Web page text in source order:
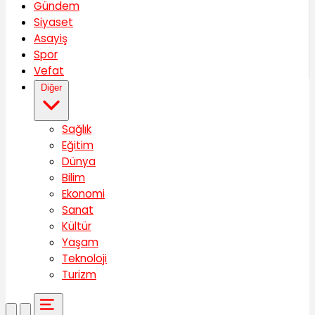
Gündem
Siyaset
Asayiş
Spor
Vefat
Diğer
Sağlık
Eğitim
Dünya
Bilim
Ekonomi
Sanat
Kültür
Yaşam
Teknoloji
Turizm